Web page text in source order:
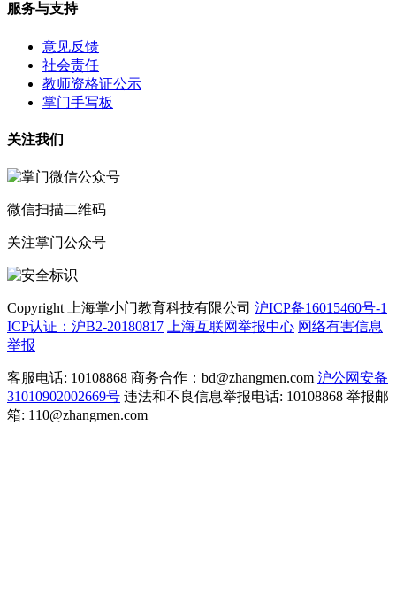
服务与支持
意见反馈
社会责任
教师资格证公示
掌门手写板
关注我们
微信扫描二维码
关注掌门公众号
Copyright 上海掌小门教育科技有限公司 沪ICP备16015460号-1
ICP认证：沪B2-20180817
上海互联网举报中心 网络有害信息
举报
客服电话: 10108868 商务合作：bd@zhangmen.com 沪公网安备
31010902002669号 违法和不良信息举报电话: 10108868 举报邮
箱: 110@zhangmen.com